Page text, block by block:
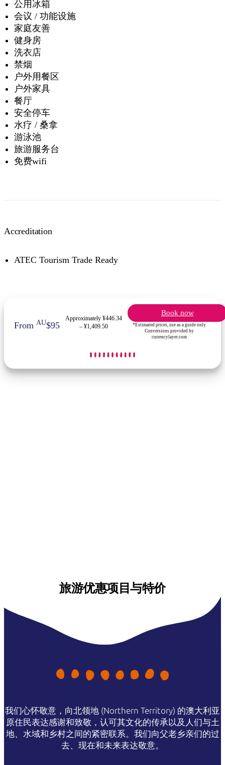
公用冰箱
会议 / 功能设施
家庭友善
健身房
洗衣店
禁烟
户外用餐区
户外家具
餐厅
安全停车
水疗 / 桑拿
游泳池
旅游服务台
免费wifi
Accreditation
ATEC Tourism Trade Ready
From AU$95
Approximately ¥446.34
– ¥1,409.50
Book now
*Estimated prices, use as a guide only.
Conversions provided by
currencylayer.com
旅游优惠项目与特价
我们心怀敬意，向北领地 (Northern Territory) 的澳大利亚
原住民表达感谢和致敬，认可其文化的传承以及人们与土
地、水域和乡村之间的紧密联系。我们向父老乡亲们的过
去、现在和未来表达敬意。